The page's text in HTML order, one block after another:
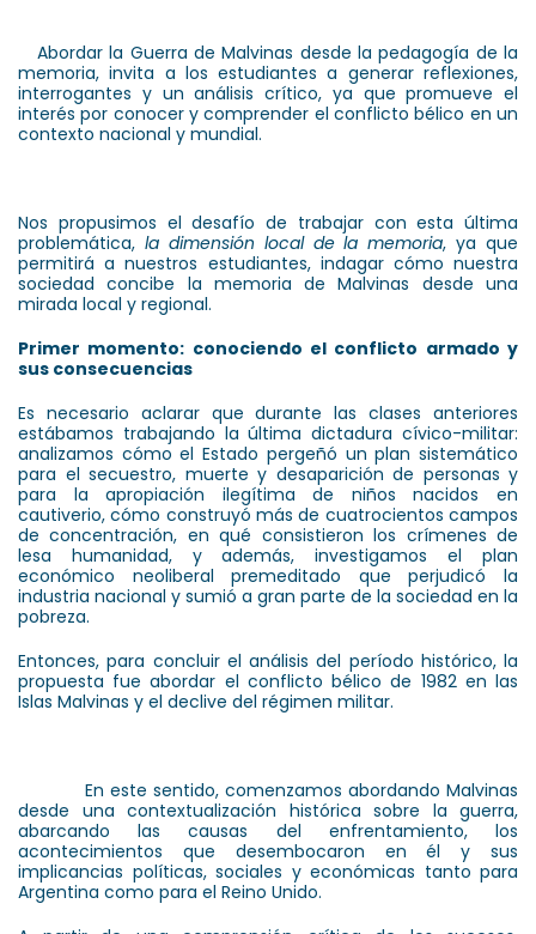
Abordar la Guerra de Malvinas desde la pedagogía de la
memoria, invita a los estudiantes a generar reflexiones,
interrogantes y un análisis crítico, ya que promueve el
interés por conocer y comprender el conflicto bélico en un
contexto nacional y mundial.
Nos propusimos el desafío de trabajar con esta última
problemática, la dimensión local de la memoria, ya que
permitirá a nuestros estudiantes, indagar cómo nuestra
sociedad concibe la memoria de Malvinas desde una
mirada local y regional.
Primer momento: conociendo el conflicto armado y
sus consecuencias
Es necesario aclarar que durante las clases anteriores
estábamos trabajando la última dictadura cívico-militar:
analizamos cómo el Estado pergeñó un plan sistemático
para el secuestro, muerte y desaparición de personas y
para la apropiación ilegítima de niños nacidos en
cautiverio, cómo construyó más de cuatrocientos campos
de concentración, en qué consistieron los crímenes de
lesa humanidad, y además, investigamos el plan
económico neoliberal premeditado que perjudicó la
industria nacional y sumió a gran parte de la sociedad en la
pobreza.
Entonces, para concluir el análisis del período histórico, la
propuesta fue abordar el conflicto bélico de 1982 en las
Islas Malvinas y el declive del régimen militar.
En este sentido, comenzamos abordando Malvinas
desde una contextualización histórica sobre la guerra,
abarcando las causas del enfrentamiento, los
acontecimientos que desembocaron en él y sus
implicancias políticas, sociales y económicas tanto para
Argentina como para el Reino Unido.